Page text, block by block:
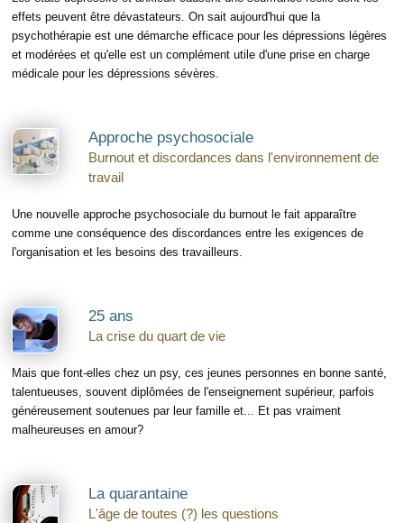
effets peuvent être dévastateurs. On sait aujourd'hui que la
psychothérapie est une démarche efficace pour les dépressions légères
et modérées et qu'elle est un complément utile d'une prise en charge
médicale pour les dépressions sévères.
Approche psychosociale
Burnout et discordances dans l'environnement de
travail
Une nouvelle approche psychosociale du burnout le fait apparaître
comme une conséquence des discordances entre les exigences de
l'organisation et les besoins des travailleurs.
25 ans
La crise du quart de vie
Mais que font-elles chez un psy, ces jeunes personnes en bonne santé,
talentueuses, souvent diplômées de l'enseignement supérieur, parfois
généreusement soutenues par leur famille et... Et pas vraiment
malheureuses en amour?
La quarantaine
L'âge de toutes (?) les questions